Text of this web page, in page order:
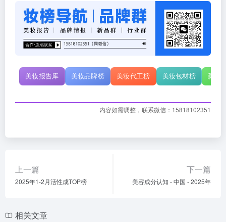
美妆报告库 美妆品牌榜 美妆代工榜 美妆包材榜 新原
内容如需调整，联系微信：15818102351
上一篇
2025年1-2月活性成TOP榜
下一篇
美容成分认知 - 中国 - 2025年
相关文章